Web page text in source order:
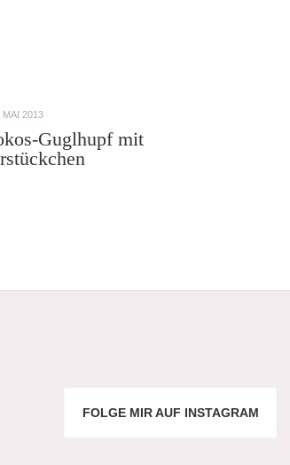
MAI 2013
Guglhupf mit
FOLGE MIR AUF INSTAGRAM